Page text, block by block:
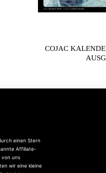
COJAC
einen Stern
Affiliate-
von uns
wir eine kleine